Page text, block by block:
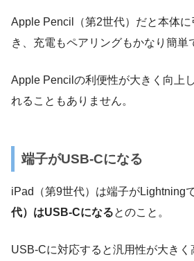
Apple Pencil（第2世代）だと本体
き、充電もペアリングもかなり簡単
Apple Pencilの利便性が大きく向上
れることもありません。
端子がUSB-Cになる
iPad（第9世代）は端子がLightning
代）はUSB-Cになるとのこと。
USB-Cに対応すると汎用性が大き